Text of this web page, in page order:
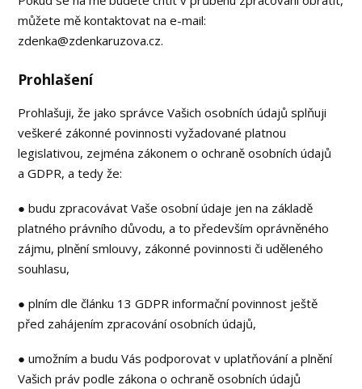
můžete mě kontaktovat na e-mail:
zdenka@zdenkaruzova.cz.
Prohlašení
Prohlašuji, že jako správce Vašich osobních údajů splňuji
veškeré zákonné povinnosti vyžadované platnou
legislativou, zejména zákonem o ochraně osobních údajů
a GDPR, a tedy že:
● budu zpracovávat Vaše osobní údaje jen na základě
platného právního důvodu, a to především oprávněného
zájmu, plnění smlouvy, zákonné povinnosti či uděleného
souhlasu,
● plním dle článku 13 GDPR informační povinnost ještě
před zahájením zpracování osobních údajů,
● umožním a budu Vás podporovat v uplatňování a plnění
Vašich práv podle zákona o ochraně osobních údajů